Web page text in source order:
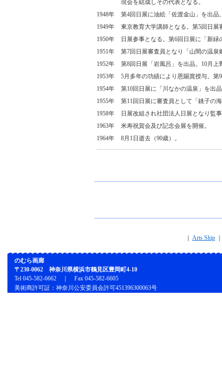
現会を結成しその代表となる。
1948年
第4回日展に油絵「佐渡金山」を出品
1949年
東京教育大学講師となる。第5回日
1950年
日展参事となる。第6回日展に「新緑
1951年
第7回日展審査員となり「山間の温泉
1952年
第8回日展「岩風呂」を出品。10月
1953年
5月多年の功績により恩賜賞授与。
1954年
第10回日展に「川なかの温泉」を出
1955年
第11回日展に審査員として「銚子の
1958年
日展改組され社団法人日展となり監
1963年
米寿祝賀会及び記念会展を開催。
1964年
8月1日逝去（90歳）。
Arts Ship
のむら画廊
〒230-0062 神奈川県横浜市鶴見区豊岡町4-10
Tel 045-582-6662 ｜ Fax 045-582-6605
美術商許可証：神奈川公安委員会許可451396300063号